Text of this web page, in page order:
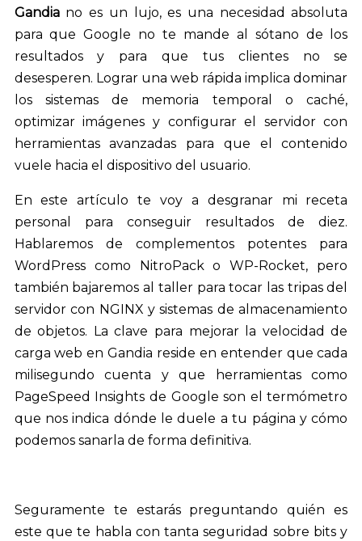
Gandiano es un lujo, es una necesidad absoluta
para que Google no te mande al sótano de los
resultados y para que tus clientes no se
desesperen. Lograr una web rápida implica dominar
los sistemas de memoria temporal o caché,
optimizar imágenes y configurar el servidor con
herramientas avanzadas para que el contenido
vuele hacia el dispositivo del usuario.
En este artículo te voy a desgranar mi receta
personal para conseguir resultados de diez.
Hablaremos de complementos potentes para
WordPress como NitroPack o WP-Rocket, pero
también bajaremos al taller para tocar las tripas del
servidor con NGINX y sistemas de almacenamiento
de objetos. La clave para mejorar la velocidad de
carga web en Gandia reside en entender que cada
milisegundo cuenta y que herramientas como
PageSpeed Insights de Google son el termómetro
que nos indica dónde le duele a tu página y cómo
podemos sanarla de forma definitiva.
Seguramente te estarás preguntando quién es
este que te habla con tanta seguridad sobre bits y